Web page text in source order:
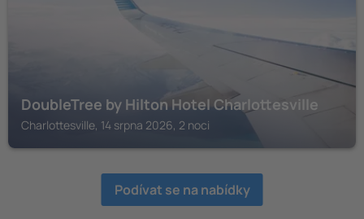
DoubleTree by Hilton Hotel Charlottesville
Charlottesville, 14 srpna 2026, 2 noci
Podívat se na nabídky